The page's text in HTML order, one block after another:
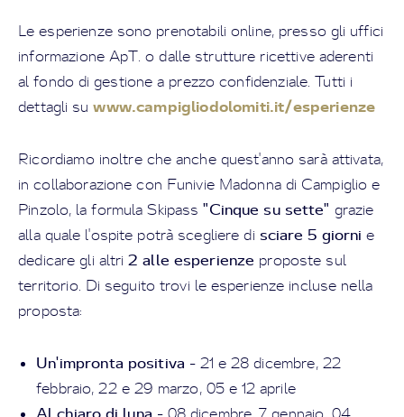
Le esperienze sono prenotabili online, presso gli uffici
informazione ApT. o dalle strutture ricettive aderenti
al fondo di gestione a prezzo confidenziale. Tutti i
dettagli suwww.campigliodolomiti.it/esperienze
Ricordiamo inoltre che anche quest'anno sarà attivata,
in collaborazione con Funivie Madonna di Campiglio e
Pinzolo, la formula Skipass"Cinque su sette" grazie
alla quale l'ospite potrà scegliere di sciare 5 giornie
dedicare gli altri2 alle esperienze proposte sul
territorio. Di seguito trovi le esperienze incluse nella
proposta:
Un'impronta positiva - 21 e 28 dicembre, 22
febbraio, 22 e 29 marzo, 05 e 12 aprile
Al chiaro di luna - 08 dicembre, 7 gennaio, 04